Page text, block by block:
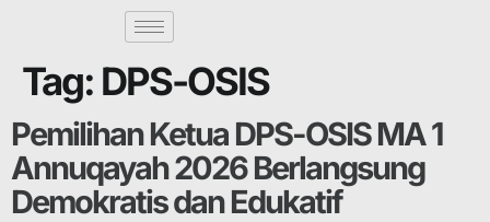
Tag: DPS-OSIS
Pemilihan Ketua DPS-OSIS MA 1
Annuqayah 2026 Berlangsung
Demokratis dan Edukatif